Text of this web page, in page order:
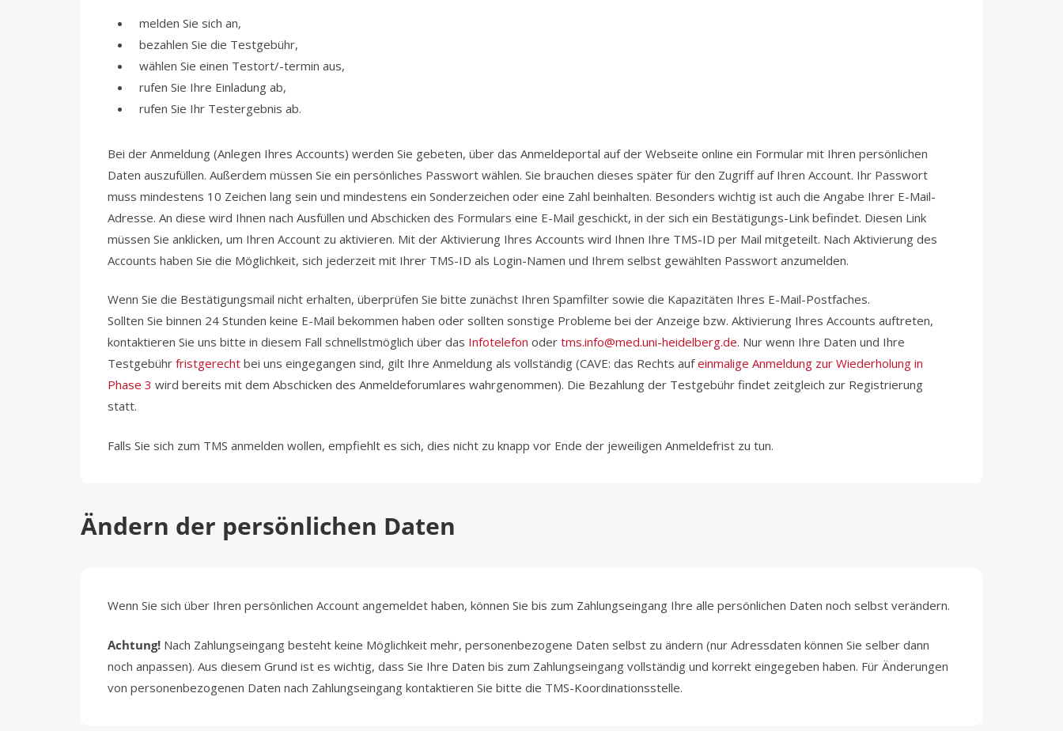
melden Sie sich an,
bezahlen Sie die Testgebühr,
wählen Sie einen Testort/-termin aus,
rufen Sie Ihre Einladung ab,
rufen Sie Ihr Testergebnis ab.
Bei der Anmeldung (Anlegen Ihres Accounts) werden Sie gebeten, über das Anmeldeportal auf der Webseite online ein Formular mit Ihren persönlichen
Daten auszufüllen. Außerdem müssen Sie ein persönliches Passwort wählen. Sie brauchen dieses später für den Zugriff auf Ihren Account. Ihr Passwort
muss mindestens 10 Zeichen lang sein und mindestens ein Sonderzeichen oder eine Zahl beinhalten. Besonders wichtig ist auch die Angabe Ihrer E-Mail-
Adresse. An diese wird Ihnen nach Ausfüllen und Abschicken des Formulars eine E-Mail geschickt, in der sich ein Bestätigungs-Link befindet. Diesen Link
müssen Sie anklicken, um Ihren Account zu aktivieren. Mit der Aktivierung Ihres Accounts wird Ihnen Ihre TMS-ID per Mail mitgeteilt. Nach Aktivierung des
Accounts haben Sie die Möglichkeit, sich jederzeit mit Ihrer TMS-ID als Login-Namen und Ihrem selbst gewählten Passwort anzumelden.
Wenn Sie die Bestätigungsmail nicht erhalten, überprüfen Sie bitte zunächst Ihren Spamfilter sowie die Kapazitäten Ihres E-Mail-Postfaches.
Sollten Sie binnen 24 Stunden keine E-Mail bekommen haben oder sollten sonstige Probleme bei der Anzeige bzw. Aktivierung Ihres Accounts auftreten,
kontaktieren Sie uns bitte in diesem Fall schnellstmöglich über das Infotelefon odertms.info@med.uni-heidelberg.de. Nur wenn Ihre Daten und Ihre
Testgebührfristgerecht bei uns eingegangen sind, gilt Ihre Anmeldung als vollständig (CAVE: das Rechts aufeinmalige Anmeldung zur Wiederholung in
Phase 3 wird bereits mit dem Abschicken des Anmeldeforumlares wahrgenommen). Die Bezahlung der Testgebühr findet zeitgleich zur Registrierung
statt.
Falls Sie sich zum TMS anmelden wollen, empfiehlt es sich, dies nicht zu knapp vor Ende der jeweiligen Anmeldefrist zu tun.
Ändern der persönlichen Daten
Wenn Sie sich über Ihren persönlichen Account angemeldet haben, können Sie bis zum Zahlungseingang Ihre alle persönlichen Daten noch selbst verändern.
Achtung! Nach Zahlungseingang besteht keine Möglichkeit mehr, personenbezogene Daten selbst zu ändern (nur Adressdaten können Sie selber dann
noch anpassen). Aus diesem Grund ist es wichtig, dass Sie Ihre Daten bis zum Zahlungseingang vollständig und korrekt eingegeben haben. Für Änderungen
von personenbezogenen Daten nach Zahlungseingang kontaktieren Sie bitte die TMS-Koordinationsstelle.